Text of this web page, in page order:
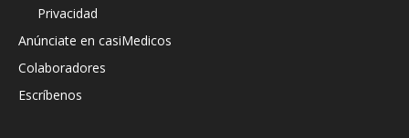
Privacidad
Anúnciate en casiMedicos
Colaboradores
Escríbenos